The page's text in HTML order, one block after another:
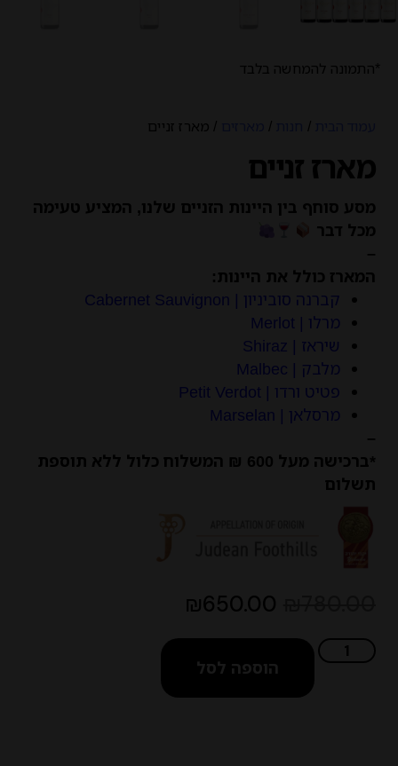
*התמונה להמחשה בלבד
/
/ / מארז זניים
מארז זניים
מסע סוחף בין היינות הזניים שלנו, המציע טעימה
מכל דבר
–
המארז כולל את היינות:
קברנה סוביניון | Cabernet Sauvignon
מרלו | Merlot
שיראז | Shiraz
מלבק | Malbec
פטיט ורדו | Petit Verdot
מרסלאן | Marselan
–
*ברכישה מעל 600 ₪ המשלוח כלול ללא תוספת
תשלום
₪650.00
הוספה לסל